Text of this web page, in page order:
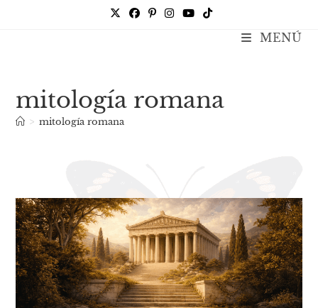
MENÚ
mitología romana
> mitología romana